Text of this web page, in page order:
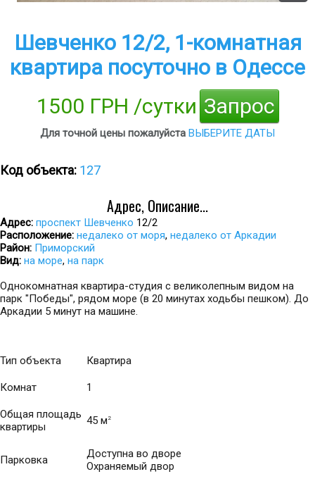
Шевченко 12/2, 1-комнатная
квартира посуточно в Одессе
1500 ГРН /сутки Запрос
Для точной цены пожалуйста ВЫБЕРИТЕ ДАТЫ
Код объекта: 127
Адрес, Описание...
Адрес: проспект Шевченко 12/2
Расположение: недалеко от моря, недалеко от Аркадии
Район: Приморский
Вид: на море, на парк
Однокомнатная квартира-студия с великолепным видом на
парк "Победы", рядом море (в 20 минутах ходьбы пешком). До
Аркадии 5 минут на машине.
Тип объекта Квартира
Комнат 1
Общая площадь
квартиры
45 м 2
Парковка
Доступна во дворе
Охраняемый двор